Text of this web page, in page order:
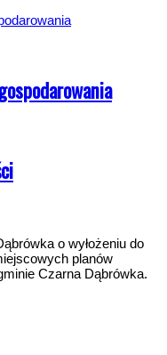
o wyłożeniu do
planów
Czarna Dąbrówka.